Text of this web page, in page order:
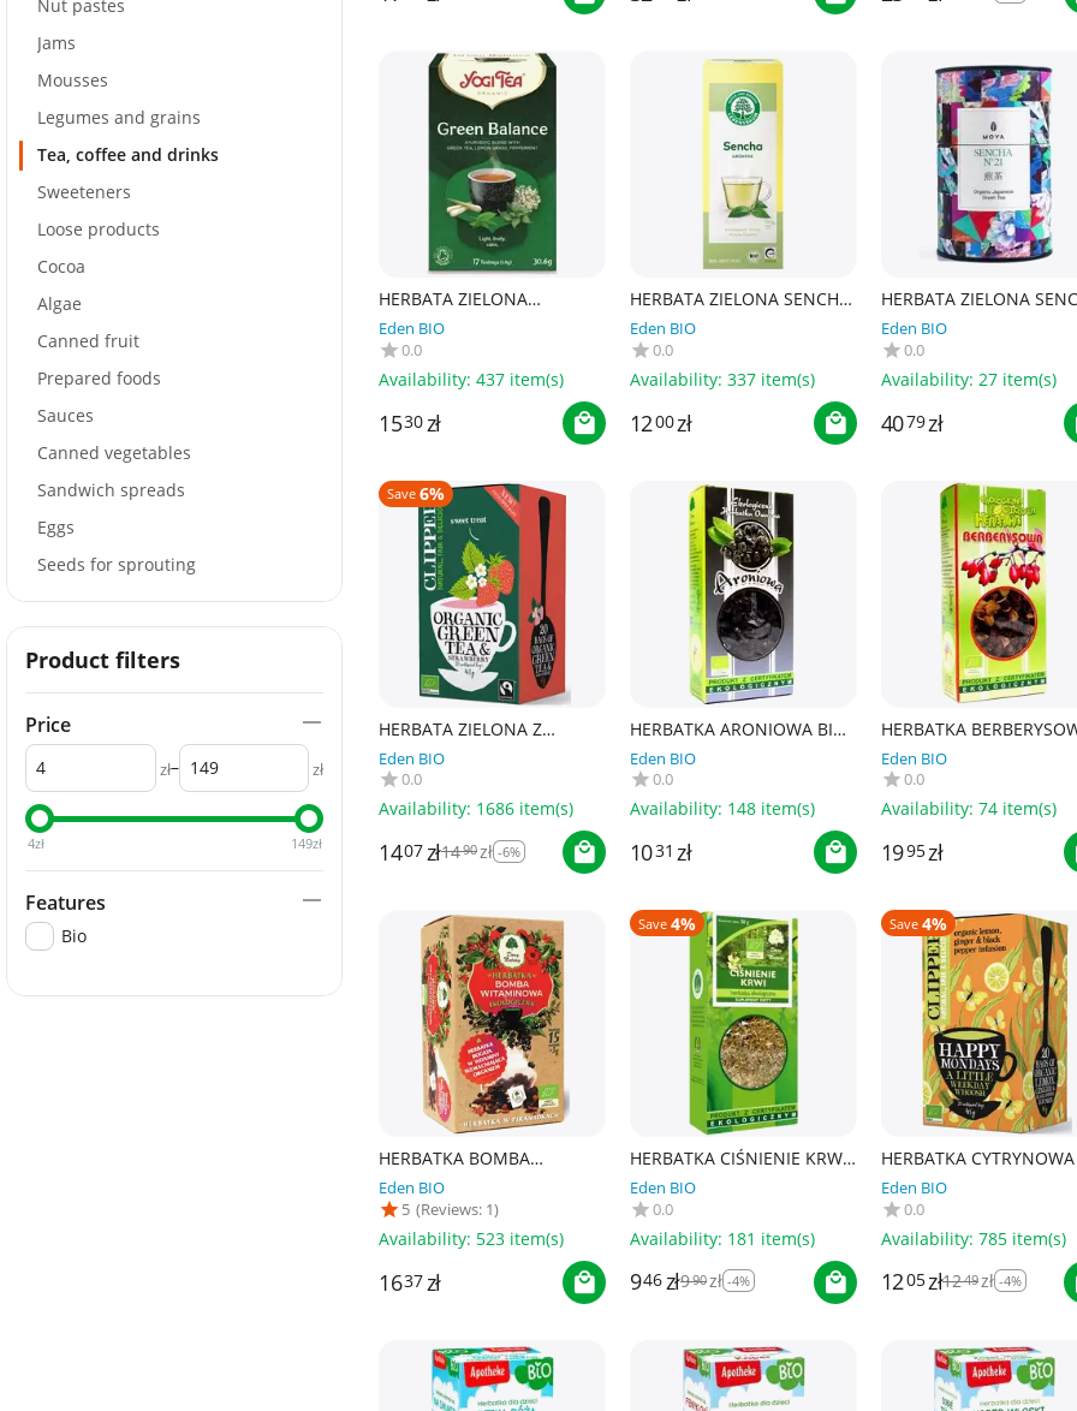
HERBATA ZIELONA
RÓWNOWAGA (GREEN
BALANCE) BIO (17 x 1,8 g)
30,6 g - YOGI TEA
Eden BIO
0.0
Availability: 437 item(s)
1530zł
HERBATA ZIELONA SENCHA
BIO (20 x 1,5 g) 30 g -
LEBENSBAUM
Eden BIO
0.0
Availability: 337 item(s)
1200zł
HERBATA ZIELONA
JAPOŃSKA BIO 60 g -
MATCHA
Eden BIO
0.0
Availability: 27 item(s)
4079zł
Save 6%
HERBATA ZIELONA Z
TRUSKAWKĄ FAIR TRADE
BIO (20 x 2 g) 40 g - CLIPPER
Eden BIO
0.0
Availability: 1686 item(s)
1407zł1490zł -6%
HERBATKA ARONIOWA BIO
100 g - DARY NATURY
Eden BIO
0.0
Availability: 148 item(s)
1031 zł
HERBATKA
BIO 100 g - DARY NATURY
Eden BIO
0.0
Availability: 74 item(s)
1995zł
HERBATKA BOMBA
WITAMINOWA PIRAMIDKI
BIO (15 x 3 g) 45 g - DARY
NATURY
Eden BIO
5 (Reviews: 1)
Availability: 523 item(s)
1637zł
Save 4%
HERBATKA CIŚNIENIE KRWI
BIO 50 g - DARY NATURY
Eden BIO
0.0
Availability: 181 item(s)
946zł990zł -4%
Save 4%
HERBATKA
IMBIREM I CZARNYM
PIEPRZEM (HAPPY
MONDAYS) BIO (20 x 2,25
45 g ...
Eden BIO
0.0
Availability: 785 item(s)
1205zł1249zł -4%
Nut pastes
Jams
Mousses
Legumes and grains
Tea, coffee and drinks
Sweeteners
Loose products
Cocoa
Algae
Canned fruit
Prepared foods
Sauces
Canned vegetables
Sandwich spreads
Eggs
Seeds for sprouting
Product filters
Price
zł– zł
4zł 149zł
Features
Bio